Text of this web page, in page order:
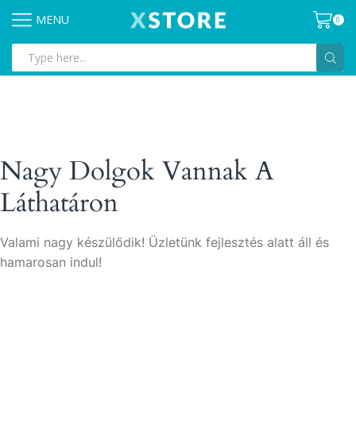
MENU 0
input
Nagy Dolgok Vannak A
Láthatáron
Valami nagy készülődik! Üzletünk fejlesztés alatt áll és
hamarosan indul!